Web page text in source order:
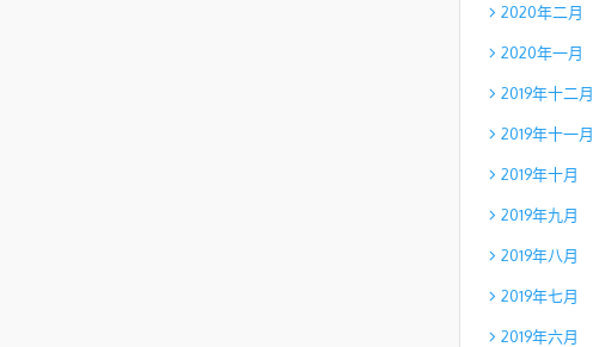
2020年二月
2020年一月
2019年十二月
2019年十一月
2019年十月
2019年九月
2019年八月
2019年七月
2019年六月